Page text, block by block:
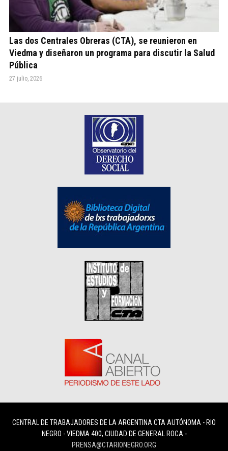
Las dos Centrales Obreras (CTA), se reunieron en
Viedma y diseñaron un programa para discutir la Salud
Pública
27 julio, 2026
CENTRAL DE TRABAJADORES DE LA ARGENTINA CTA AUTÓNOMA - RIO
NEGRO - VIEDMA 400, CIUDAD DE GENERAL ROCA -
PRENSA@CTARIONEGRO.ORG